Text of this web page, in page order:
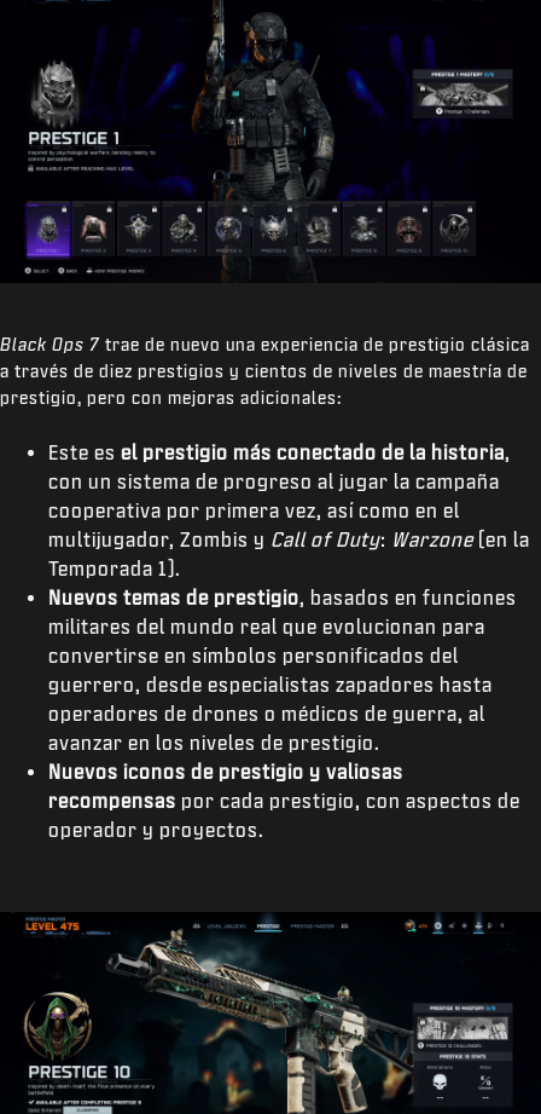
Black Ops 7 trae de nuevo una experiencia de prestigio clásica
a través de diez prestigios y cientos de niveles de maestría de
prestigio, pero con mejoras adicionales:
Este es el prestigio más conectado de la historia,
con un sistema de progreso al jugar la campaña
cooperativa por primera vez, así como en el
multijugador, Zombis y Call of Duty: Warzone(en la
Temporada 1).
Nuevos temas de prestigio, basados en funciones
militares del mundo real que evolucionan para
convertirse en símbolos personificados del
guerrero, desde especialistas zapadores hasta
operadores de drones o médicos de guerra, al
avanzar en los niveles de prestigio.
Nuevos iconos de prestigio y valiosas
recompensas por cada prestigio, con aspectos de
operador y proyectos.